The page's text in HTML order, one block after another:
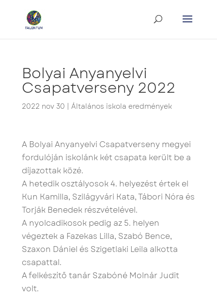
Bolyai Anyanyelvi
Csapatverseny 2022
2022 nov 30 Általános iskola eredmények
A Bolyai Anyanyelvi Csapatverseny megyei
fordulóján iskolánk két csapata került be a
díjazottak közé.
A hetedik osztályosok 4. helyezést értek el
Kun Kamilla, Szilágyvári Kata, Tábori Nóra és
Torják Benedek részvételével.
A nyolcadikosok pedig az 5. helyen
végeztek a Fazekas Lilla, Szabó Bence,
Szaxon Dániel és Szigetlaki Leila alkotta
csapattal.
A felkészítő tanár Szabóné Molnár Judit
volt.